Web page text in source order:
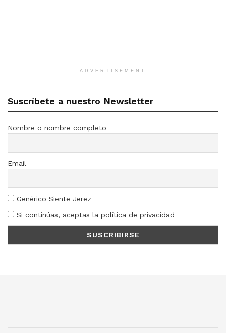
ADVERTISEMENT
Suscríbete a nuestro Newsletter
Nombre o nombre completo
Email
Genérico Siente Jerez
Si continúas, aceptas la política de privacidad